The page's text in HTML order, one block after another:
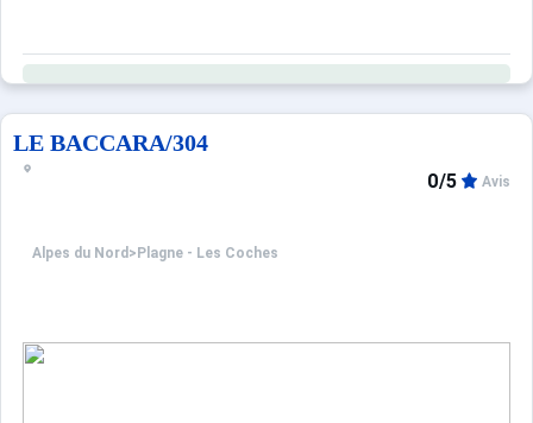
LE BACCARA/304
Alpes du Nord > Plagne - Les Coches
0/5 Avis